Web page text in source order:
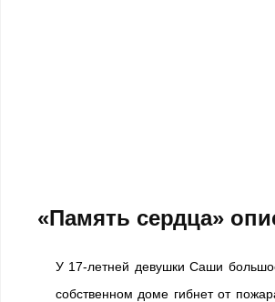
«Память сердца»
У 17-летней девушки Саши
собственном доме гибнет от